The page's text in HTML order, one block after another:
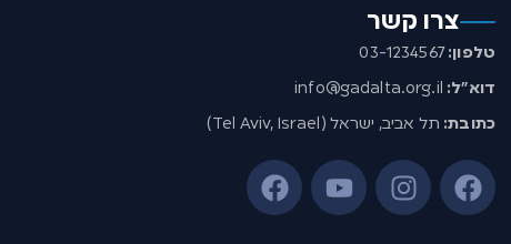
צרו קשר
טלפון:03-1234567
דוא”ל: info@gadalta.org.il
כתובת: תל אביב, ישראל (Tel Aviv, Israel)